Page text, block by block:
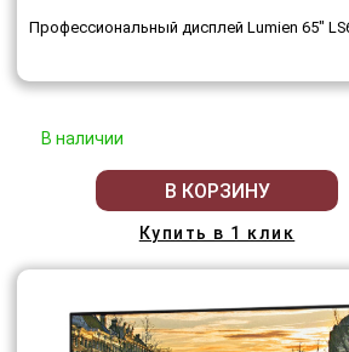
Профессиональный дисплей Lumien 65"
В наличии
В КОРЗИНУ
Купить в 1 клик